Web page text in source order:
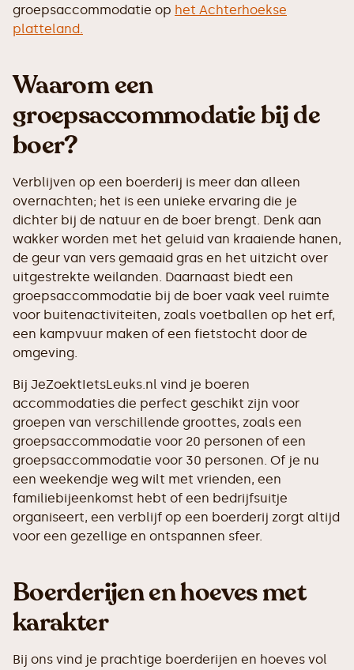
groepsaccommodatie op het Achterhoekse
platteland.
Waarom een
groepsaccommodatie bij de
boer?
Verblijven op een boerderij is meer dan alleen
overnachten; het is een unieke ervaring die je
dichter bij de natuur en de boer brengt. Denk aan
wakker worden met het geluid van kraaiende hanen,
de geur van vers gemaaid gras en het uitzicht over
uitgestrekte weilanden. Daarnaast biedt een
groepsaccommodatie bij de boer vaak veel ruimte
voor buitenactiviteiten, zoals voetballen op het erf,
een kampvuur maken of een fietstocht door de
omgeving.
Bij JeZoektIetsLeuks.nl vind je boeren
accommodaties die perfect geschikt zijn voor
groepen van verschillende groottes, zoals een
groepsaccommodatie voor 20 personen of een
groepsaccommodatie voor 30 personen. Of je nu
een weekendje weg wilt met vrienden, een
familiebijeenkomst hebt of een bedrijfsuitje
organiseert, een verblijf op een boerderij zorgt altijd
voor een gezellige en ontspannen sfeer.
Boerderijen en hoeves met
karakter
Bij ons vind je prachtige boerderijen en hoeves vol